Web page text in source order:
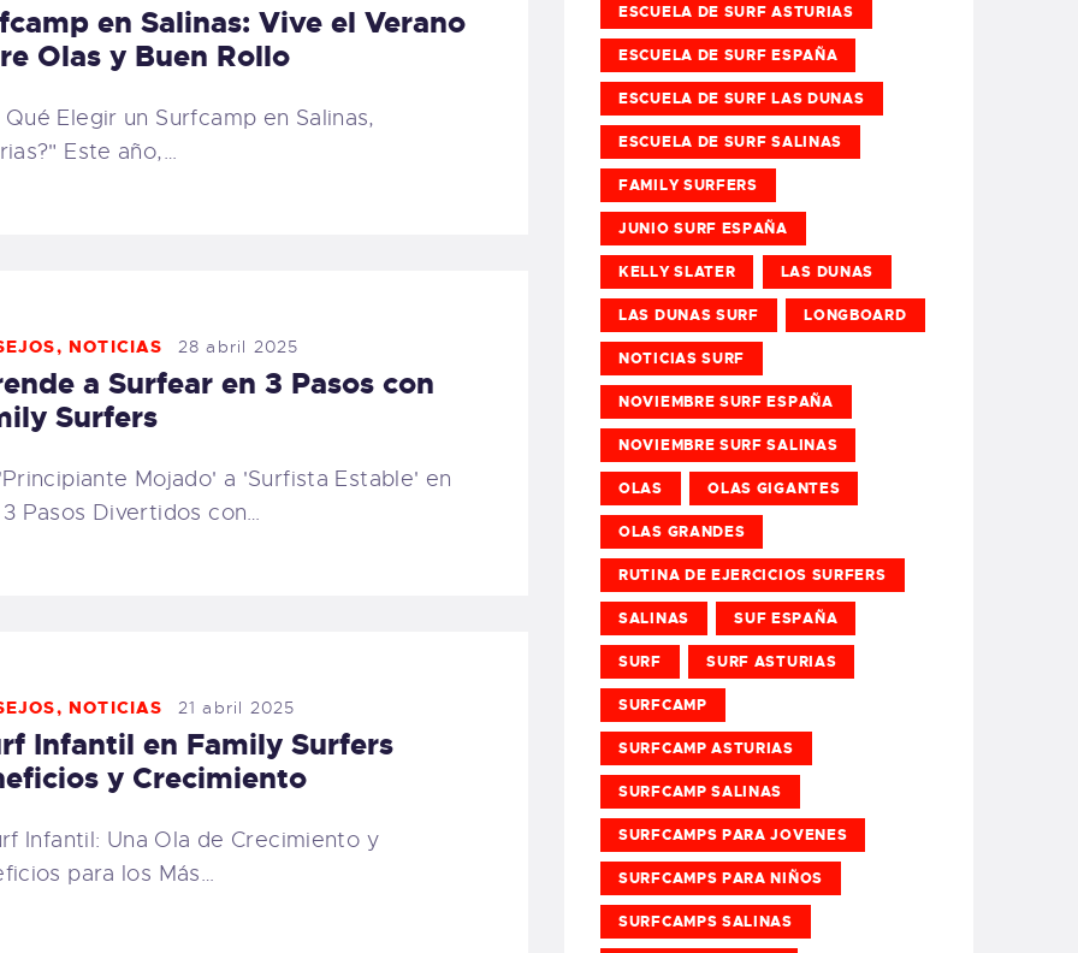
en Salinas: Vive el Verano
Olas y Buen Rollo
Qué Elegir un Surfcamp en Salinas,
Este año,…
, NOTICIAS 28 abril 2025
a Surfear en 3 Pasos con
Surfers
Mojado' a 'Surfista Estable' en
Pasos Divertidos con…
, NOTICIAS 21 abril 2025
Infantil en Family Surfers
y Crecimiento
Infantil: Una Ola de Crecimiento y
para los Más…
ESCUELA DE SURF ASTURIAS
ESCUELA DE SURF ESPAÑA
ESCUELA DE SURF LAS DUNAS
ESCUELA DE SURF SALINAS
FAMILY SURFERS
JUNIO SURF ESPAÑA
KELLY SLATER LAS DUNAS
LAS DUNAS SURF LONGBOARD
NOTICIAS SURF
NOVIEMBRE SURF ESPAÑA
NOVIEMBRE SURF SALINAS
OLAS OLAS GIGANTES
OLAS GRANDES
RUTINA DE EJERCICIOS SURFERS
SALINAS SUF ESPAÑA
SURF SURF ASTURIAS
SURFCAMP
SURFCAMP ASTURIAS
SURFCAMP SALINAS
SURFCAMPS PARA JOVENES
SURFCAMPS PARA NIÑOS
SURFCAMPS SALINAS